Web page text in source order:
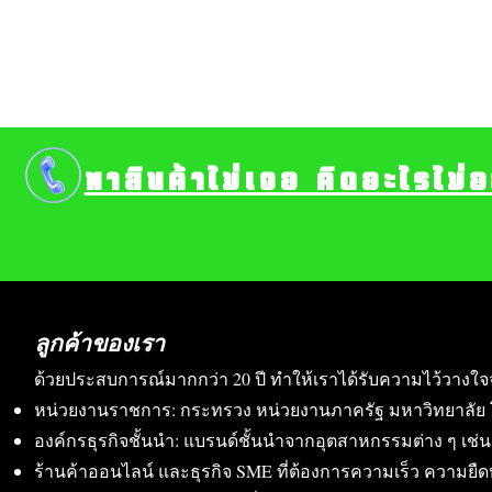
ลูกค้าของเรา
ด้วยประสบการณ์มากกว่า 20 ปี ทำให้เราได้รับความไว้วา
หน่วยงานราชการ: กระทรวง หน่วยงานภาครัฐ มหาวิทยาลัย
องค์กรธุรกิจชั้นนำ: แบรนด์ชั้นนำจากอุตสาหกรรมต่าง ๆ เช่
ร้านค้าออนไลน์ และธุรกิจ SME ที่ต้องการความเร็ว ความยื
หาสินค้าไม่เจอ คิดอะไรไ